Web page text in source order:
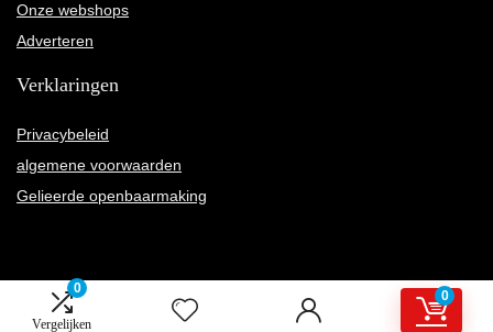
0
Vergelijken
0
Onze webshops
Adverteren
Verklaringen
Privacybeleid
algemene voorwaarden
Gelieerde openbaarmaking
2022 © Karnelly.nl Alle rechten voorbehouden